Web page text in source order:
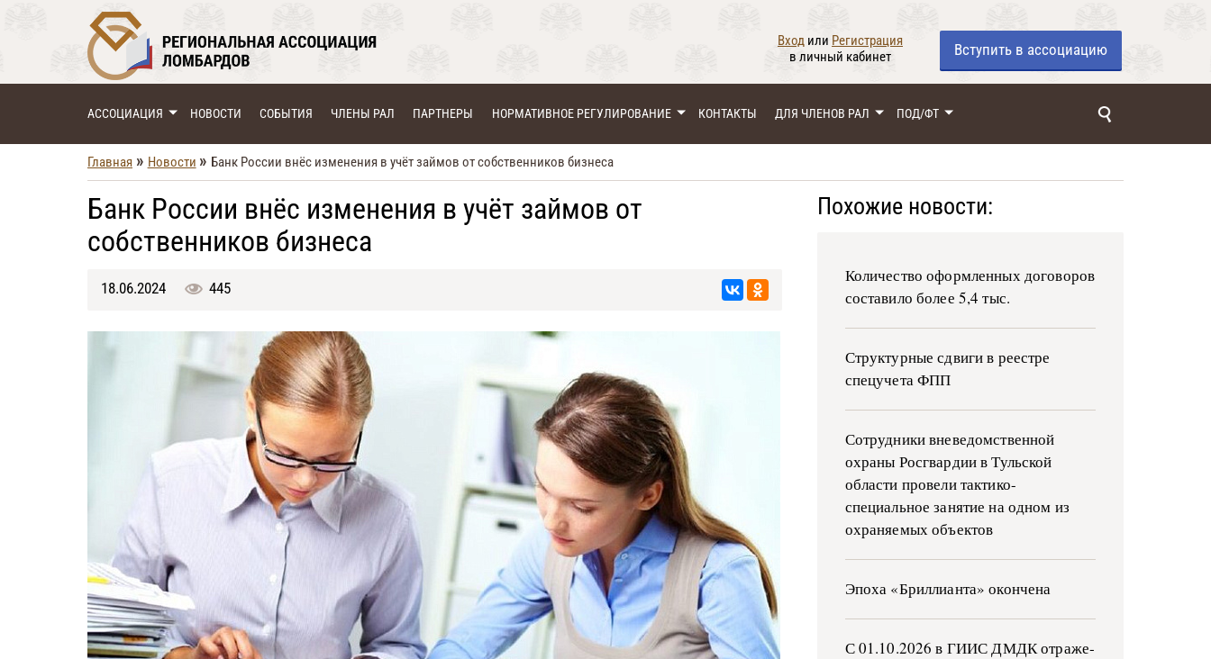
Вход или Регистрация
в личный кабинет
Вступить в ассоциацию
АССОЦИАЦИЯ НОВОСТИ СОБЫТИЯ ЧЛЕНЫ РАЛ ПАРТНЕРЫ НОРМАТИВНОЕ РЕГУЛИРОВАНИЕ КОНТАКТЫ ДЛЯ ЧЛЕНОВ РАЛ ПОД/ФТ
Главная » Новости » Банк России внёс изменения в учёт займов от собственников бизнеса
Банк России внёс изменения в учёт займов от
собственников бизнеса
18.06.2024 445
Похожие новости:
Количество оформленных договоров
составило более 5,4 тыс.
Структурные сдвиги в реестре
спецучета ФПП
Сотрудники вневедомственной
охраны Росгвардии в Тульской
области провели тактико-
специальное занятие на одном из
охраняемых объектов
Эпоха «Бриллианта» окончена
С 01.10.2026 в ГИИС ДМДК от­ра­же­